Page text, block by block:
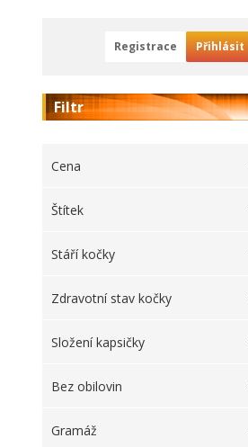
Registrace Přihlásit
Filtr
Cena
Štítek
Stáří kočky
Zdravotní stav kočky
Složení kapsičky
Bez obilovin
Gramáž